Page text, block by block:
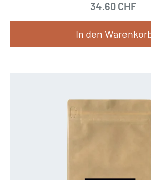
34.60 CHF
In den